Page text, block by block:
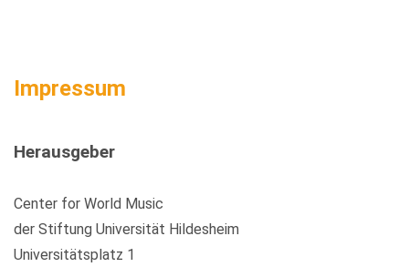
Impressum
Herausgeber
Center for World Music
der Stiftung Universität Hildesheim
Universitätsplatz 1